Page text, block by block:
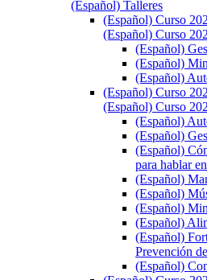
(Español) Talleres
(Español) Curso
(Español) Curso
(Español)
(Español)
(Español)
(Español) Curso
(Español) Curso
(Español)
(Español)
(Español)
para hablar
(Español)
(Español)
(Español)
(Español)
(Español)
Prevención
(Español)